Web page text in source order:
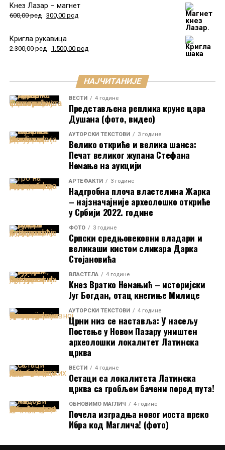
Вишеград
Манастир
Светих Архангела
је град
Вишеград приложио
својој задужбини. Од тада
Призренска епископијаје заузврат добила
Цар Стефан Душан на Лози Немањића, Црква Христа Пантократора,
Благо.
Бранич кула тврђаве Бован. Аутор и власник фотографије је
Александар Ристић.
Сматра се да је тврђава Болвансигурно постојала у
другој половини 14. века, а могуће је и раније.
Први пут у изворима она се помиње у„Житију
деспота Стефана Лазаревића“
четвртој деценији 15. века
Константин
Мусин поход на Србију 1413.
године и освајање Болвана
Београд, реконструисани изглед у време владавине деспота
Стефана Лазаревића.
У већем, источном делуналазиле су се
зградеиглавни улазу замак.Улаз је био окренут
и био је брањен једном кулом и
покретним мостом
Макета замка деспота Стефана Лазаревића у Београдској тврђави,
рад вајара Коље Милуновића. Аутор фотографије Бојана
Шћепановић Пантић. Фотографија је власништво портала Српска
средњовековна историја.
Деспотов замак уништен је8. октобра 1690. године
у великој експлозији у једној од његових кула.
Експлозија се догодила у тренутку када су
опседале град који су држали
Кнез Лазар – магнет
600,00рсд 300,00 рсд
Кригла рукавица
2.300,00рсд 1.500,00 рсд
НАЈЧИТАНИЈЕ
ВЕСТИ 4 године
Представљена реплика круне цара
Душана (фото, видео)
AУТОРСКИ ТЕКСТОВИ 3 године
Велико откриће и велика шанса:
Печат великог жупана Стефана
Немање на аукцији
АРТЕФАКТИ 3 године
Надгробна плоча властелина Жарка
– најзначајније археолошко откриће
у Србији 2022. године
ФОТО 3 године
Српски средњовековни владари и
великаши кистом сликара Дарка
Стојановића
ВЛАСТЕЛА 4 године
Кнез Вратко Немањић – историјски
Југ Богдан, отац кнегиње Милице
AУТОРСКИ ТЕКСТОВИ 4 године
Црни низ се наставља: У насељу
Постење у Новом Пазару уништен
археолошки локалитет Латинска
црква
ВЕСТИ 4 године
Остаци са локалитета Латинска
црква са гробљем бачени поред пута!
ОБНОВИМО МАГЛИЧ 4 године
Почела изградња новог моста преко
Ибра код Маглича! (фото)